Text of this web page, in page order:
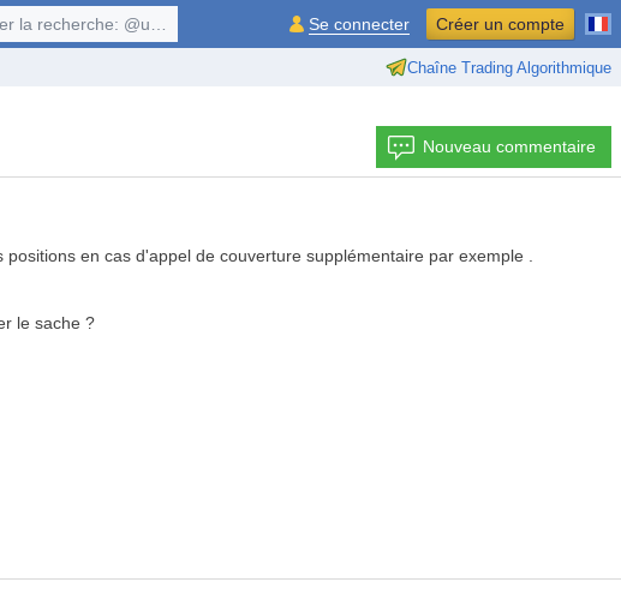
Chaîne Trading Algorithmique
@user, $symbol, ... Se connecter Créer un compte
Nouveau commentaire
en cas d'appel de couverture supplémentaire par exemple .
le sache ?